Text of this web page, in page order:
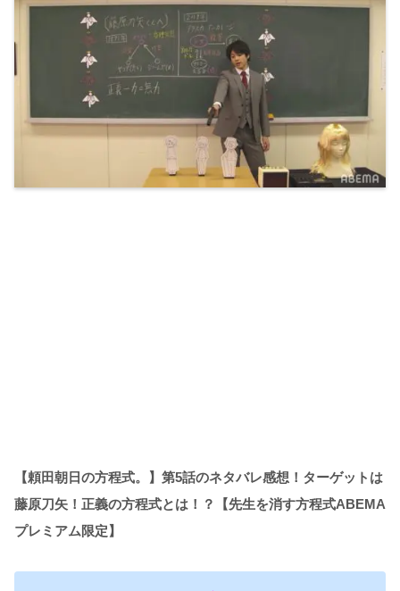
【頼田朝日の方程式。】第5話のネタバレ感想！ターゲットは
藤原刀矢！正義の方程式とは！？【先生を消す方程式ABEMA
プレミアム限定】